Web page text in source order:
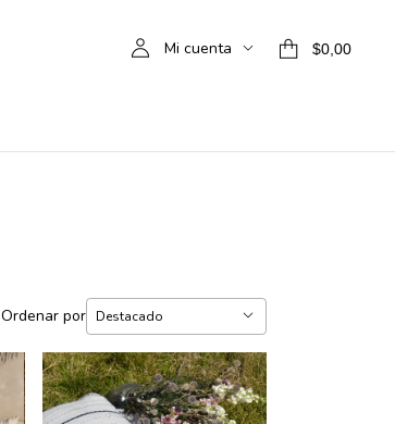
Mi cuenta $0,00
Ordenar por